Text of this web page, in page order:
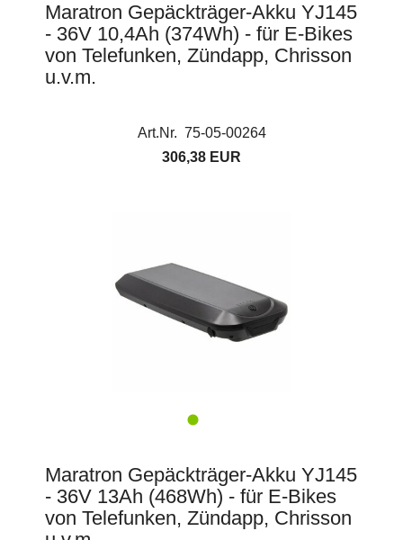
Maratron Gepäckträger-Akku YJ145
- 36V 10,4Ah (374Wh) - für E-Bikes
von Telefunken, Zündapp, Chrisson
u.v.m.
Art.Nr. 75-05-00264
306,38 EUR
Maratron Gepäckträger-Akku YJ145
- 36V 13Ah (468Wh) - für E-Bikes
von Telefunken, Zündapp, Chrisson